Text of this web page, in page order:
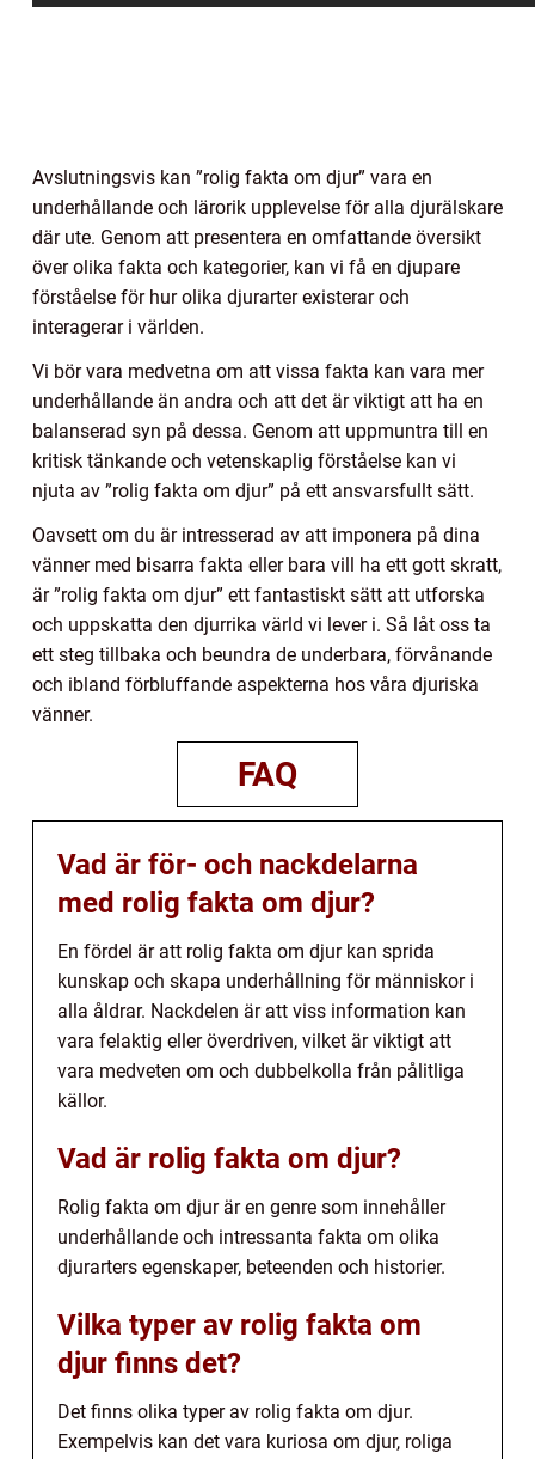
Avslutningsvis kan ”rolig fakta om djur” vara en
underhållande och lärorik upplevelse för alla djurälskare
där ute. Genom att presentera en omfattande översikt
över olika fakta och kategorier, kan vi få en djupare
förståelse för hur olika djurarter existerar och
interagerar i världen.
Vi bör vara medvetna om att vissa fakta kan vara mer
underhållande än andra och att det är viktigt att ha en
balanserad syn på dessa. Genom att uppmuntra till en
kritisk tänkande och vetenskaplig förståelse kan vi
njuta av ”rolig fakta om djur” på ett ansvarsfullt sätt.
Oavsett om du är intresserad av att imponera på dina
vänner med bisarra fakta eller bara vill ha ett gott skratt,
är ”rolig fakta om djur” ett fantastiskt sätt att utforska
och uppskatta den djurrika värld vi lever i. Så låt oss ta
ett steg tillbaka och beundra de underbara, förvånande
och ibland förbluffande aspekterna hos våra djuriska
vänner.
FAQ
Vad är för- och nackdelarna
med rolig fakta om djur?
En fördel är att rolig fakta om djur kan sprida
kunskap och skapa underhållning för människor i
alla åldrar. Nackdelen är att viss information kan
vara felaktig eller överdriven, vilket är viktigt att
vara medveten om och dubbelkolla från pålitliga
källor.
Vad är rolig fakta om djur?
Rolig fakta om djur är en genre som innehåller
underhållande och intressanta fakta om olika
djurarters egenskaper, beteenden och historier.
Vilka typer av rolig fakta om
djur finns det?
Det finns olika typer av rolig fakta om djur.
Exempelvis kan det vara kuriosa om djur, roliga